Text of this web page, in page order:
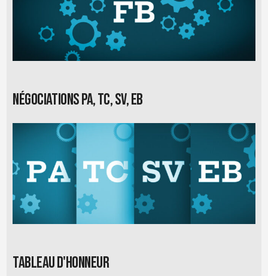
Négociations PA, TC, SV, EB
Tableau d'honneur